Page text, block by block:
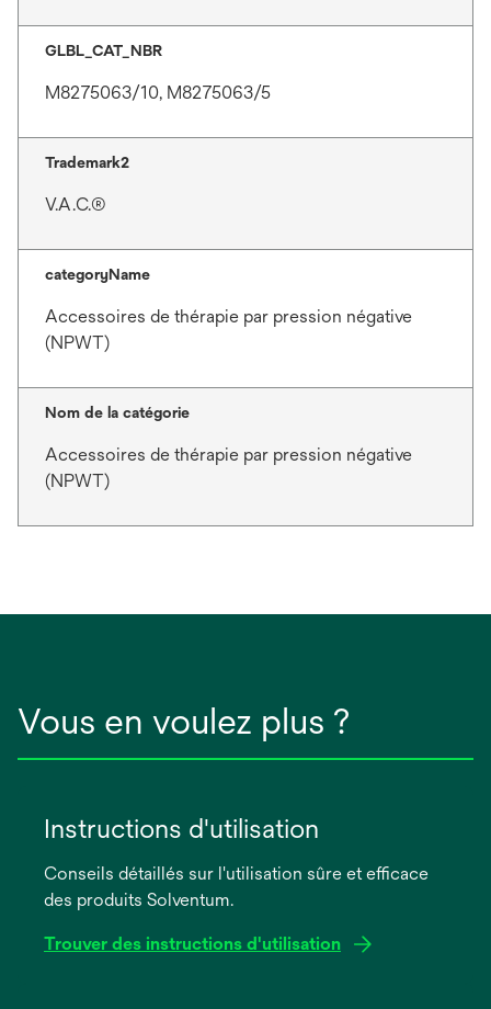
GLBL_CAT_NBR
M8275063/10, M8275063/5
Trademark2
V.A.C.®
categoryName
Accessoires de thérapie par pression négative
(NPWT)
Nom de la catégorie
Accessoires de thérapie par pression négative
(NPWT)
Vous en voulez plus ?
Instructions d'utilisation
Conseils détaillés sur l'utilisation sûre et efficace
des produits Solventum.
Trouver des instructions d'utilisation